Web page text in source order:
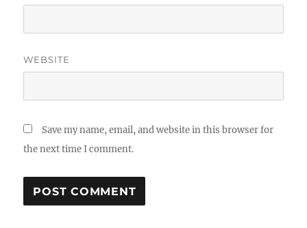
WEBSITE
Save my name, email, and website in this browser for
the next time I comment.